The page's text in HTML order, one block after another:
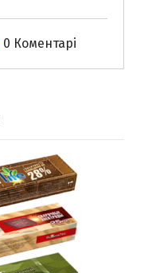
0 Коментарі